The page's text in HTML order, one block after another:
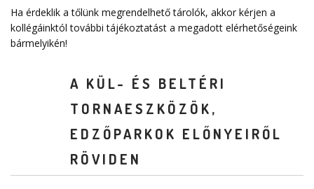
Ha érdeklik a tőlünk megrendelhető tárolók, akkor kérjen a
kollégáinktól további tájékoztatást a megadott elérhetőségeink
bármelyikén!
A KÜL- ÉS BELTÉRI
TORNAESZKÖZÖK,
EDZŐPARKOK ELŐNYEIRŐL
RÖVIDEN